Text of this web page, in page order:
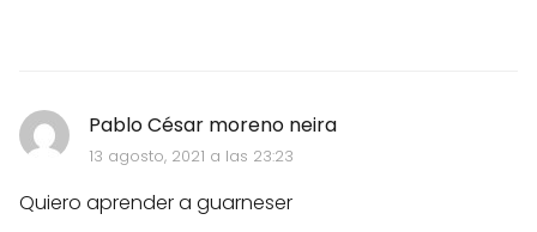
Pablo César moreno neira
13 agosto, 2021 a las 23:23
Quiero aprender a guarneser